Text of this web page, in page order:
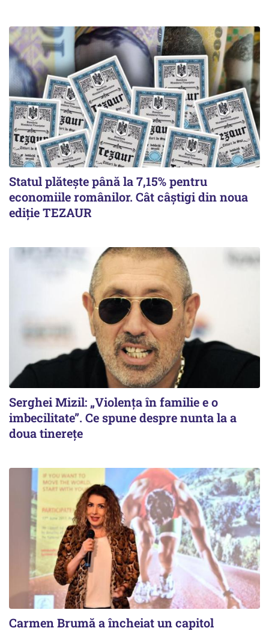
Statul plătește până la 7,15% pentru
economiile românilor. Cât câștigi din noua
ediție TEZAUR
Serghei Mizil: „Violența în familie e o
imbecilitate”. Ce spune despre nunta la a
doua tinerețe
Carmen Brumă a încheiat un capitol